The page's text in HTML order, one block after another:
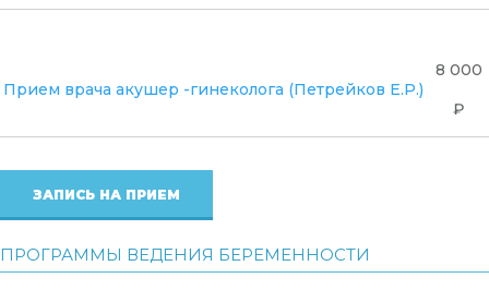
Прием врача акушер -гинеколога (Петрейков Е.Р.)
8 000
₽
ЗАПИСЬ НА ПРИЕМ
ПРОГРАММЫ ВЕДЕНИЯ БЕРЕМЕННОСТИ